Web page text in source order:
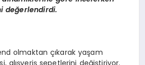
değerlendirdi.
olmaktan çıkarak yaşam
alışveriş sepetlerini değiştiriyor.